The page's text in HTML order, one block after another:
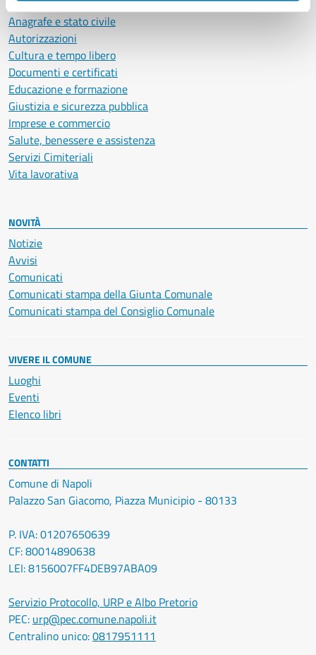
Ambiente
Anagrafe e stato civile
Autorizzazioni
Cultura e tempo libero
Documenti e certificati
Educazione e formazione
Giustizia e sicurezza pubblica
Imprese e commercio
Salute, benessere e assistenza
Servizi Cimiteriali
Vita lavorativa
NOVITÀ
Notizie
Avvisi
Comunicati
Comunicati stampa della Giunta Comunale
Comunicati stampa del Consiglio Comunale
VIVERE IL COMUNE
Luoghi
Eventi
Elenco libri
CONTATTI
Comune di Napoli
Palazzo San Giacomo, Piazza Municipio - 80133
P. IVA: 01207650639
CF: 80014890638
LEI: 8156007FF4DEB97ABA09
Servizio Protocollo, URP e Albo Pretorio
PEC: urp@pec.comune.napoli.it
Centralino unico:0817951111